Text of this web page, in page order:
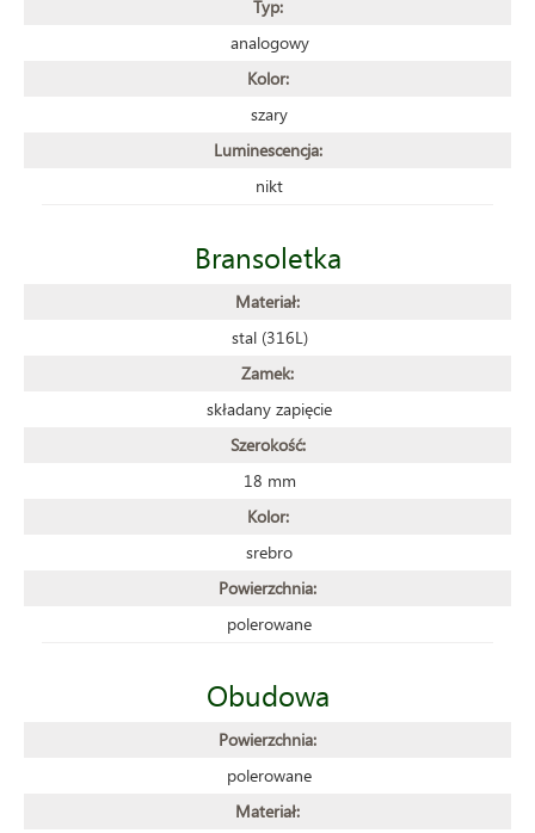
Typ:
analogowy
Kolor:
szary
Luminescencja:
nikt
Bransoletka
Materiał:
stal (316L)
Zamek:
składany zapięcie
Szerokość:
18 mm
Kolor:
srebro
Powierzchnia:
polerowane
Obudowa
Powierzchnia:
polerowane
Materiał: